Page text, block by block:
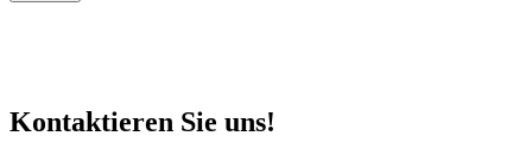
Kontaktieren Sie uns!